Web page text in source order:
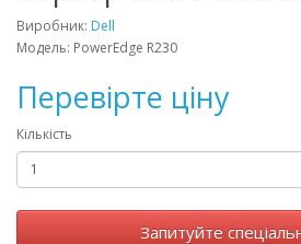
Виробник: Dell
Модель: PowerEdge R230
Перевірте ціну
Кількість
Запитуйте